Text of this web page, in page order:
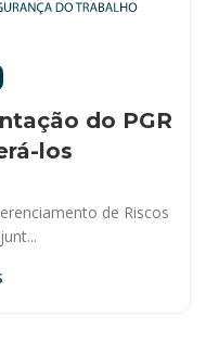
do PGR
los
de Riscos